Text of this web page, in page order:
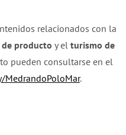
relacionados con la
producto y el turismo de
pueden consultarse en el
.